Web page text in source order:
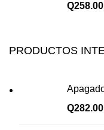
Q258.00
PRODUCTOS
Q282.00